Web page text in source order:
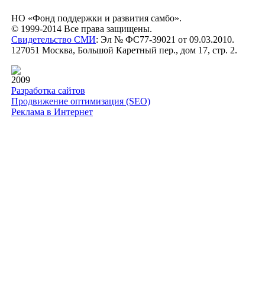
НО «Фонд поддержки и развития самбо».
© 1999-2014 Все права защищены.
Свидетельство СМИ: Эл № ФС77-39021 от 09.03.2010.
127051 Москва, Большой Каретный пер., дом 17, стр. 2.
2009
Разработка сайтов
Продвижение оптимизация (SEO)
Реклама в Интернет